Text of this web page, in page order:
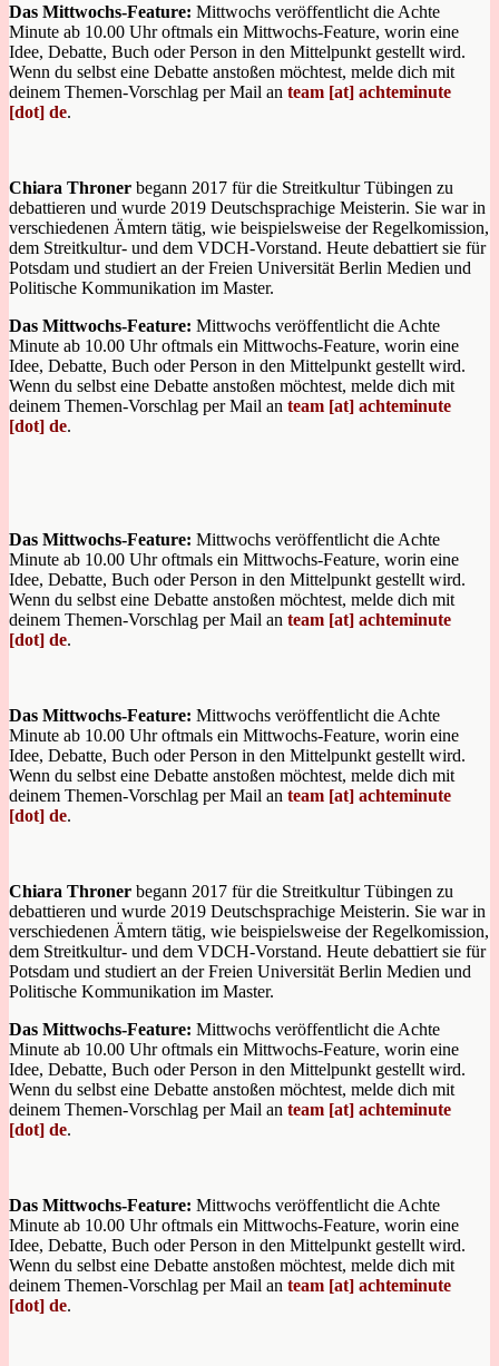
Das Mittwochs-Feature: Mittwochs veröffentlicht die Achte
Minute ab 10.00 Uhr oftmals ein Mittwochs-Feature, worin eine
Idee, Debatte, Buch oder Person in den Mittelpunkt gestellt wird.
Wenn du selbst eine Debatte anstoßen möchtest, melde dich mit
deinem Themen-Vorschlag per Mail an team [at] achteminute
[dot] de.
Chiara Throner begann 2017 für die Streitkultur Tübingen zu
debattieren und wurde 2019 Deutschsprachige Meisterin. Sie war in
verschiedenen Ämtern tätig, wie beispielsweise der Regelkomission,
dem Streitkultur- und dem VDCH-Vorstand. Heute debattiert sie für
Potsdam und studiert an der Freien Universität Berlin Medien und
Politische Kommunikation im Master.
Das Mittwochs-Feature: Mittwochs veröffentlicht die Achte
Minute ab 10.00 Uhr oftmals ein Mittwochs-Feature, worin eine
Idee, Debatte, Buch oder Person in den Mittelpunkt gestellt wird.
Wenn du selbst eine Debatte anstoßen möchtest, melde dich mit
deinem Themen-Vorschlag per Mail an team [at] achteminute
[dot] de.
Das Mittwochs-Feature: Mittwochs veröffentlicht die Achte
Minute ab 10.00 Uhr oftmals ein Mittwochs-Feature, worin eine
Idee, Debatte, Buch oder Person in den Mittelpunkt gestellt wird.
Wenn du selbst eine Debatte anstoßen möchtest, melde dich mit
deinem Themen-Vorschlag per Mail an team [at] achteminute
[dot] de.
Das Mittwochs-Feature: Mittwochs veröffentlicht die Achte
Minute ab 10.00 Uhr oftmals ein Mittwochs-Feature, worin eine
Idee, Debatte, Buch oder Person in den Mittelpunkt gestellt wird.
Wenn du selbst eine Debatte anstoßen möchtest, melde dich mit
deinem Themen-Vorschlag per Mail an team [at] achteminute
[dot] de.
Chiara Throner begann 2017 für die Streitkultur Tübingen zu
debattieren und wurde 2019 Deutschsprachige Meisterin. Sie war in
verschiedenen Ämtern tätig, wie beispielsweise der Regelkomission,
dem Streitkultur- und dem VDCH-Vorstand. Heute debattiert sie für
Potsdam und studiert an der Freien Universität Berlin Medien und
Politische Kommunikation im Master.
Das Mittwochs-Feature: Mittwochs veröffentlicht die Achte
Minute ab 10.00 Uhr oftmals ein Mittwochs-Feature, worin eine
Idee, Debatte, Buch oder Person in den Mittelpunkt gestellt wird.
Wenn du selbst eine Debatte anstoßen möchtest, melde dich mit
deinem Themen-Vorschlag per Mail an team [at] achteminute
[dot] de.
Das Mittwochs-Feature: Mittwochs veröffentlicht die Achte
Minute ab 10.00 Uhr oftmals ein Mittwochs-Feature, worin eine
Idee, Debatte, Buch oder Person in den Mittelpunkt gestellt wird.
Wenn du selbst eine Debatte anstoßen möchtest, melde dich mit
deinem Themen-Vorschlag per Mail an team [at] achteminute
[dot] de.